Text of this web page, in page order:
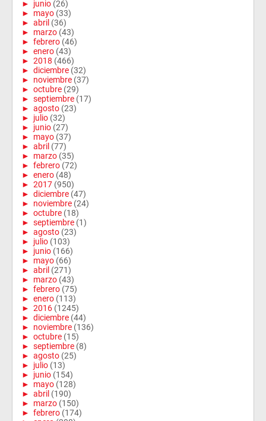
► junio (26)
► mayo (33)
► abril (36)
► marzo (43)
► febrero (46)
► enero (43)
► 2018 (466)
► diciembre (32)
► noviembre (37)
► octubre (29)
► septiembre (17)
► agosto (23)
► julio (32)
► junio (27)
► mayo (37)
► abril (77)
► marzo (35)
► febrero (72)
► enero (48)
► 2017 (950)
► diciembre (47)
► noviembre (24)
► octubre (18)
► septiembre (1)
► agosto (23)
► julio (103)
► junio (166)
► mayo (66)
► abril (271)
► marzo (43)
► febrero (75)
► enero (113)
► 2016 (1245)
► diciembre (44)
► noviembre (136)
► octubre (15)
► septiembre (8)
► agosto (25)
► julio (13)
► junio (154)
► mayo (128)
► abril (190)
► marzo (150)
► febrero (174)